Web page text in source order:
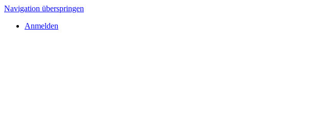
Navigation überspringen
Anmelden